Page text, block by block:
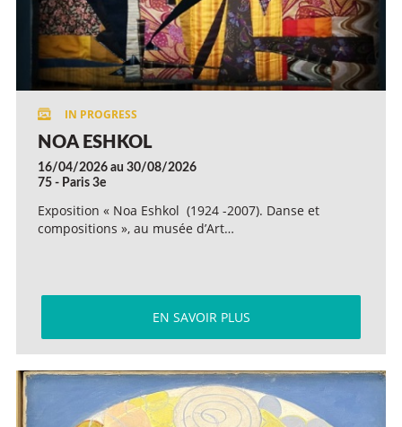
NOA ESHKOL
16/04/2026 au 30/08/2026
75 - Paris 3e
Exposition « Noa Eshkol (1924 -2007). Danse et
compositions », au musée d’Art…
EN SAVOIR PLUS